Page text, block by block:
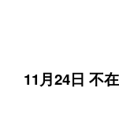
11月24日 不